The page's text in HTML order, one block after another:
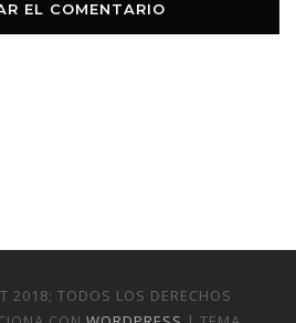
2018; TODOS LOS DERECHOS